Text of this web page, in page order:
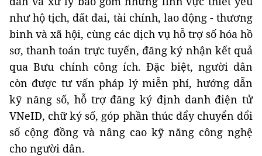
như hộ tịch, đất đai, tài chính, lao động - thương
binh và xã hội, cùng các dịch vụ hỗ trợ số hóa hồ
sơ, thanh toán trực tuyến, đăng ký nhận kết quả
qua Bưu chính công ích. Đặc biệt, người dân
còn được tư vấn pháp lý miễn phí, hướng dẫn
kỹ năng số, hỗ trợ đăng ký định danh điện tử
VNeID, chữ ký số, góp phần thúc đẩy chuyển đổi
số cộng đồng và nâng cao kỹ năng công nghệ
cho người dân.